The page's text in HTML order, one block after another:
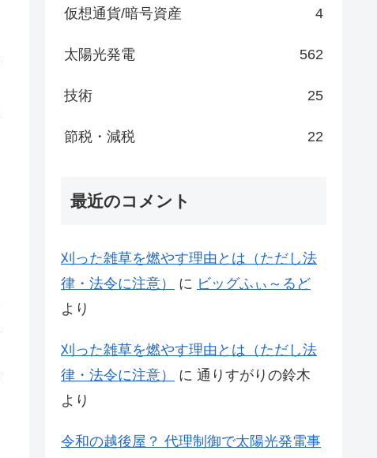
仮想通貨/暗号資産 4
太陽光発電 562
技術 25
節税・減税 22
最近のコメント
刈った雑草を燃やす理由とは（ただし法
律・法令に注意）
に ビッグふぃ～るど
より
刈った雑草を燃やす理由とは（ただし法
律・法令に注意）
に 通りすがりの鈴木
より
令和の越後屋？ 代理制御で太陽光発電事